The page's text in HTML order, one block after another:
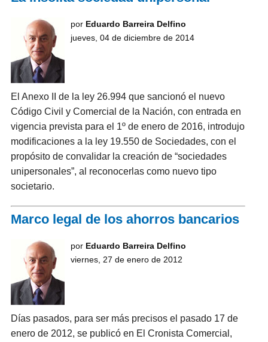
por Eduardo Barreira Delfino
jueves, 04 de diciembre de 2014
El Anexo II de la ley 26.994 que sancionó el nuevo
Código Civil y Comercial de la Nación, con entrada en
vigencia prevista para el 1º de enero de 2016, introdujo
modificaciones a la ley 19.550 de Sociedades, con el
propósito de convalidar la creación de “sociedades
unipersonales”, al reconocerlas como nuevo tipo
societario.
Marco legal de los ahorros bancarios
por Eduardo Barreira Delfino
viernes, 27 de enero de 2012
Días pasados, para ser más precisos el pasado 17 de
enero de 2012, se publicó en El Cronista Comercial,